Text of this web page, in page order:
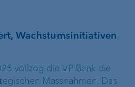
Wachstumsinitiativen
vollzog die VP Bank die
Massnahmen. Das